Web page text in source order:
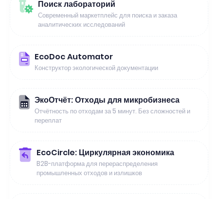
Поиск лабораторий
Современный маркетплейс для поиска и заказа
аналитических исследований
EcoDoc Automator
Конструктор экологической документации
ЭкоОтчёт: Отходы для микробизнеса
Отчётность по отходам за 5 минут. Без сложностей и
переплат
EcoCircle: Циркулярная экономика
B2B-платформа для перераспределения
промышленных отходов и излишков